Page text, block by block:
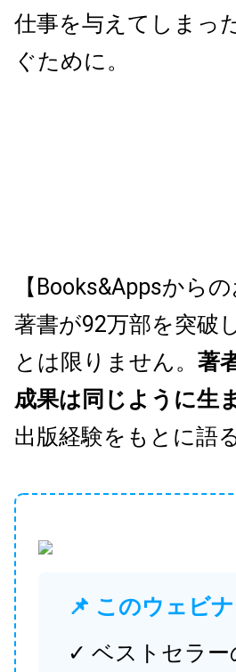
仕事を与えてしまっ
ぐために。
【Books&Appsからの
著書が92万部を突破
とは限りません。 著
成果は同じように生
出版経験をもとに語
📌 このウェビ
✓ ベストセラー